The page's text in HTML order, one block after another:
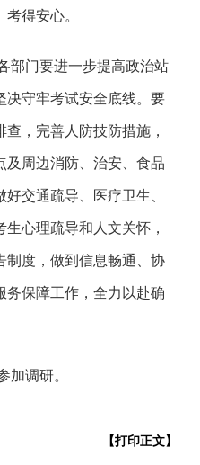
得安心。
部门要进一步提高政治站
决守牢考试安全底线。要
，完善人防技防措施，
及周边消防、治安、食品
交通疏导、医疗卫生、
心理疏导和人文关怀，
制度，做到信息畅通、协
务保障工作，全力以赴确
加调研。
【打印正文】